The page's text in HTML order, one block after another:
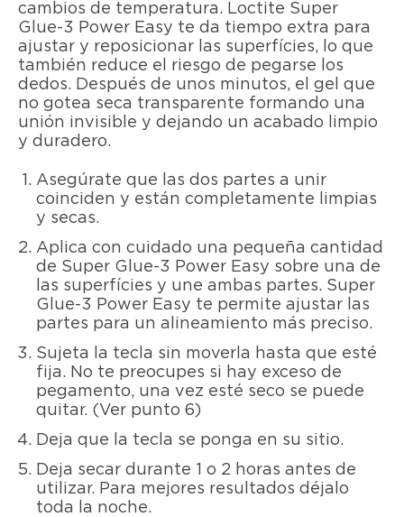
cambios de temperatura. Loctite Super
Glue-3 Power Easy te da tiempo extra para
ajustar y reposicionar las superfícies, lo que
también reduce el riesgo de pegarse los
dedos. Después de unos minutos, el gel que
no gotea seca transparente formando una
unión invisible y dejando un acabado limpio
y duradero.
Asegúrate que las dos partes a unir
coinciden y están completamente limpias
y secas.
Aplica con cuidado una pequeña cantidad
de Super Glue-3 Power Easy sobre una de
las superfícies y une ambas partes. Super
Glue-3 Power Easy te permite ajustar las
partes para un alineamiento más preciso.
Sujeta la tecla sin moverla hasta que esté
fija. No te preocupes si hay exceso de
pegamento, una vez esté seco se puede
quitar. (Ver punto 6)
Deja que la tecla se ponga en su sitio.
Deja secar durante 1 o 2 horas antes de
utilizar. Para mejores resultados déjalo
toda la noche.